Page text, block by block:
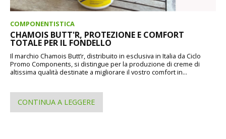
COMPONENTISTICA
CHAMOIS BUTT'R, PROTEZIONE E COMFORT
TOTALE PER IL FONDELLO
Il marchio Chamois Butt’r, distribuito in esclusiva in Italia da Ciclo
Promo Components, si distingue per la produzione di creme di
altissima qualità destinate a migliorare il vostro comfort in...
CONTINUA A LEGGERE